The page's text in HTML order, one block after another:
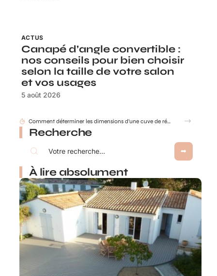
ACTUS
Canapé d’angle convertible :
nos conseils pour bien choisir
selon la taille de votre salon
et vos usages
5 août 2026
Les avantages d’un store enrouleur sur mesure : confort, design et adaptabilité
Recherche
À lire absolument